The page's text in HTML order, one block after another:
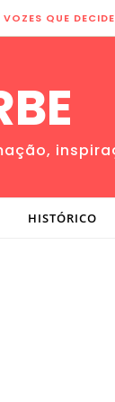
VOZES QUE
HISTÓRICO